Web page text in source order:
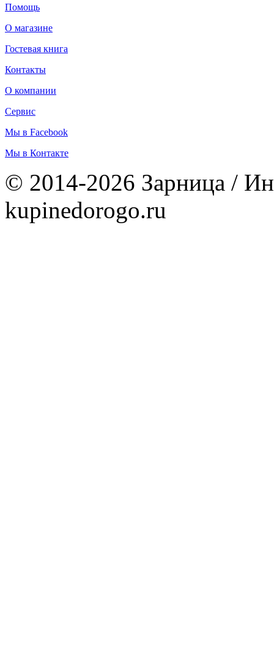
Помощь
О магазине
Гостевая книга
Контакты
О компании
Сервис
Мы в Facebook
Мы в Контакте
© 2014-2026 Зарница /
kupinedorogo.ru